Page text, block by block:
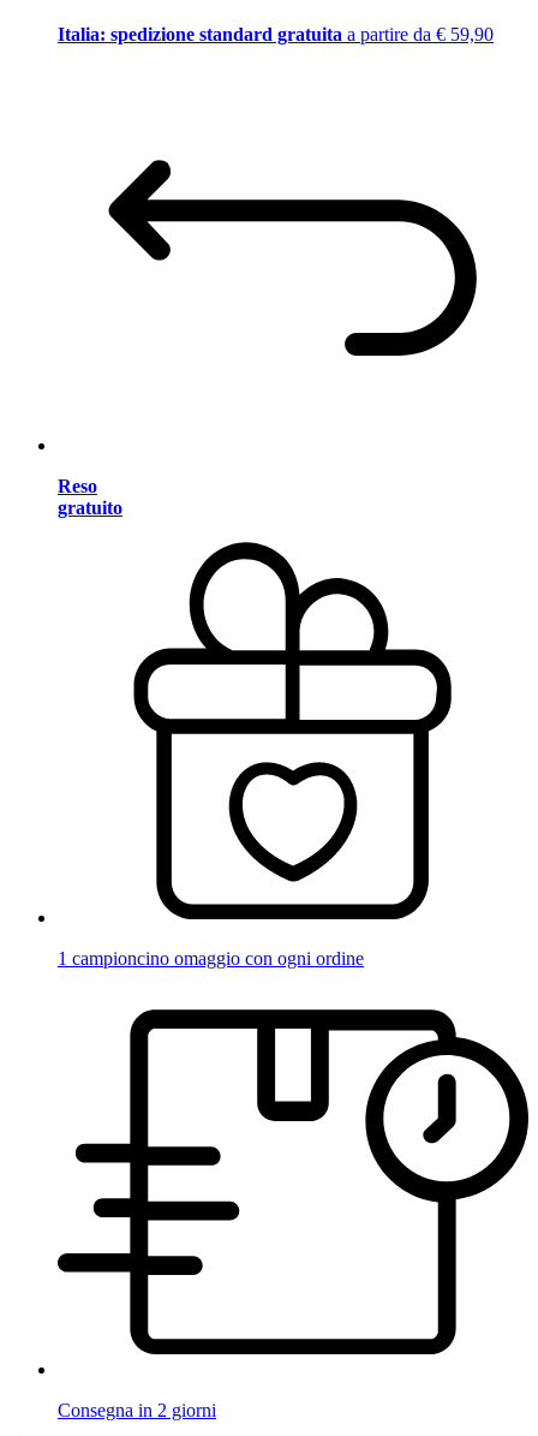
Italia: spedizione standard gratuita a partire da € 59,90
Reso
gratuito
1 campioncino omaggio con ogni ordine
Consegna in 2 giorni